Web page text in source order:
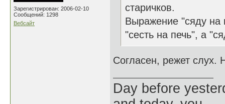
Зарегистрирован: 2006-02-10
Сообщений: 1298
Вебсайт
старичков.
Выражение "сяду на
"сесть на печь", а
Согласен, режет слух.
Day before